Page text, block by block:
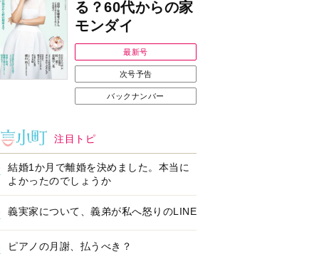
の準備セミナー開
ィコン補聴器、新しい
スタイルで All in Ear
の「オーティコン ジー
ル」を発売
オープンイヤー
ヤホン「kikippa イ
ン HERALBONY
ル」発売
ージについてのお詫び
と訂正